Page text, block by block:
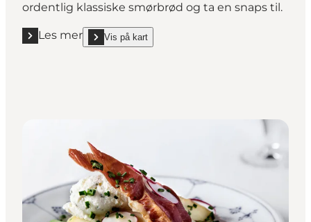
ordentlig klassiske smørbrød og ta en snaps til.
Les mer
Les mer "Told & Snaps"
Vis på kart
show Told & Snaps on_map